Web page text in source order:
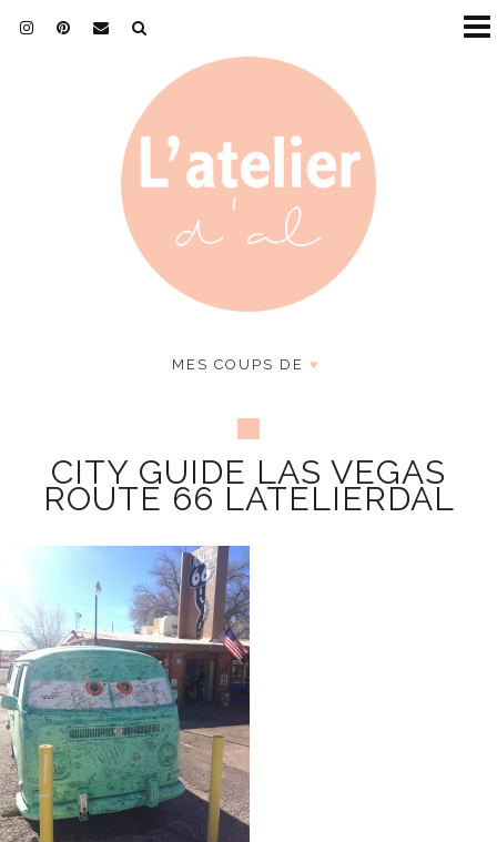
MES COUPS DE ♥
CITY GUIDE LAS VEGAS
ROUTE 66 LATELIERDAL